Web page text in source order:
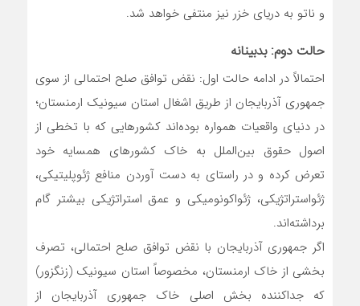
و ناتو به دریای خزر نیز منتفی خواهد شد.
حالت دوم: بدبینانه
احتمالاً در ادامه حالت اول: نقض توافق صلح احتمالی از سوی
جمهوری آذربایجان از طریق اشغال استان سیونیک ارمنستان؛
در دنیای واقعیات همواره بوده‌اند کشور‌هایی که با تخطی از
اصول حقوق بین‌الملل به خاک کشور‌های همسایه خود
تعرض کرده و در راستای به دست آوردن منافع ژئوپلیتیکی،
ژئواستراتژیکی، ژئو‌اکونومیکی و عمق استراتژیکی بیشتر گام
برداشته‌اند.
اگر جمهوری آذربایجان با نقض توافق صلح احتمالی، تصرف
بخشی از خاک ارمنستان، مخصوصاً استان سیونیک (زنگزور)
که جداکننده بخش اصلی خاک جمهوری آذربایجان از